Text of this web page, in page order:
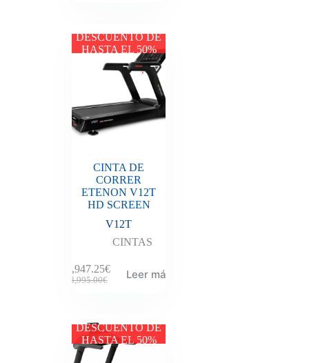
DESCUENTO DE
HASTA EL 50%
CINTA DE
CORRER
ETENON V12T
HD SCREEN
V12T
CINTAS
8,995.00€
4,947.25€ Leer más
DESCUENTO DE
HASTA EL 50%